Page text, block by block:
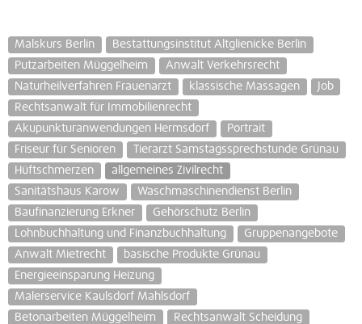
Malskurs Berlin
Bestattungsinstitut Altglienicke Berlin
Putzarbeiten Müggelheim
Anwalt Verkehrsrecht
Naturheilverfahren Frauenarzt
klassische Massagen
Job
Rechtsanwalt für Immobilienrecht
Akupunkturanwendungen Hermsdorf
Portrait
Friseur für Senioren
Tierarzt Samstagssprechstunde Grünau
Hüftschmerzen
allgemeines Zivilrecht
Sanitätshaus Karow
Waschmaschinendienst Berlin
Baufinanzierung Erkner
Gehörschutz Berlin
Lohnbuchhaltung und Finanzbuchhaltung
Gruppenangebote
Anwalt Mietrecht
basische Produkte Grünau
Energieeinsparung Heizung
Malerservice Kaulsdorf Mahlsdorf
Betonarbeiten Müggelheim
Rechtsanwalt Scheidung